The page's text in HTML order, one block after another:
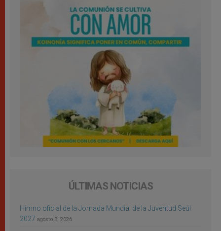
ÚLTIMAS NOTICIAS
Himno oficial de la Jornada Mundial de la Juventud Seúl
2027 agosto 3, 2026